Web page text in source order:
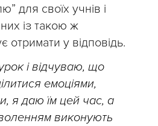
для своїх учнів і
із такою ж
отримати у відповідь.
і відчуваю, що
емоціями,
я даю їм цей час, а
виконують